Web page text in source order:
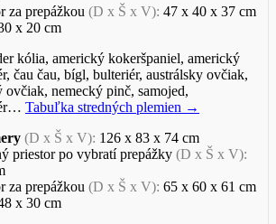
za prepážkou (D x Š x V): 47 x 40 x 37 cm
x 20 cm
kólia, americký kokeršpaniel, americký
čau čau, bígl, bulteriér, austrálsky ovčiak,
ovčiak, nemecký pinč, samojed,
Tabuľka stredných plemien →
(D x Š x V): 126 x 83 x 74 cm
priestor po vybratí prepážky (D x Š x V):
za prepážkou (D x Š x V): 65 x 60 x 61 cm
x 30 cm